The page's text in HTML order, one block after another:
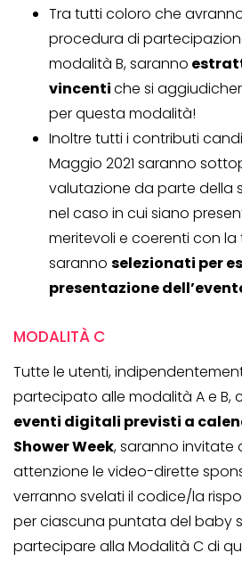
Tra tutti coloro che
procedura di
modalità B, saranno
vincentiche si
per questa modalità!
Inoltre tutti i contributi
Maggio 2021 saranno
valutazione da parte della
nel caso in cui siano
meritevoli e coerenti con
saranno selezionati per
presentazione
MODALITÀ C
Tutte le utenti,
partecipato alle modalità A e B,
eventi digitali previsti a
Shower Week, saranno invitate
attenzione le video-dirette
verranno svelati il codice/la
per ciascuna puntata del baby
partecipare alla Modalità C di